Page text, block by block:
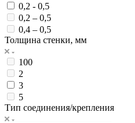
0,2 - 0,5
0,2 – 0,5
0,4 – 0,5
Толщина стенки, мм
100
2
3
5
Тип соединения/крепления